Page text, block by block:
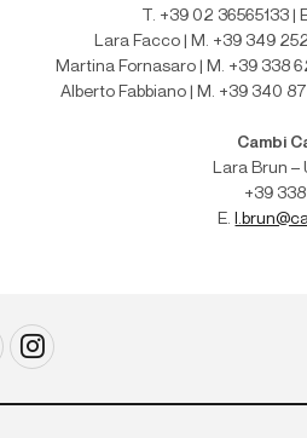
T. +39 02 36565133 |
Lara Facco | M. +39 349
Martina Fornasaro | M. +39 338
Alberto Fabbiano | M. +39 340
Cambi
Lara Brun
+39
E.